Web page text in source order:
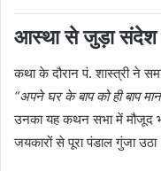
आस्था से जुड़ा संदेश
कथा के दौरान पं. शास्त्री ने
“अपने घर के बाप को ही बाप
उनका यह कथन सभा में मौजूद
जयकारों से पूरा पंडाल गुंजा